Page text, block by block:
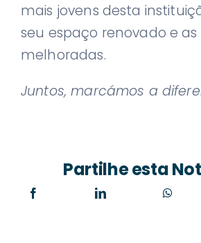
mais jovens desta
seu espaço renovado e
melhoradas.
Juntos, marcámos a
Partilhe esta